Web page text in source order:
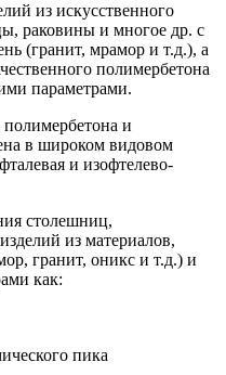
из искусственного
раковины и многое др. с
(гранит, мрамор и т.д.), а
полимербетона
параметрами.
полимербетона и
в широком видовом
и изофтелево-
столешниц,
из материалов,
гранит, оникс и т.д.) и
как:
пика